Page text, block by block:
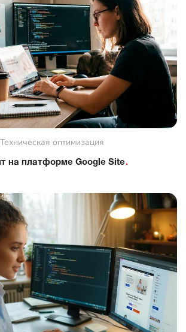
оптимизация
на платформе Google Site